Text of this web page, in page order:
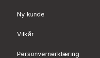
Ny kunde
Vilkår
Personvernerklæring